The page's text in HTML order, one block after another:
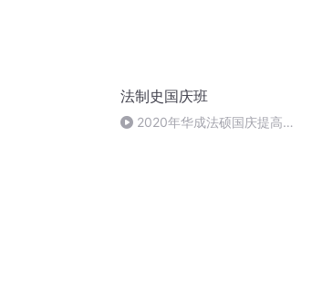
法制史国庆班
2020年华成法硕国庆提高班